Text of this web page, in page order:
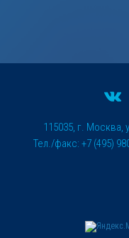
115035, г. Москва,
Тел./факс: +7 (495)